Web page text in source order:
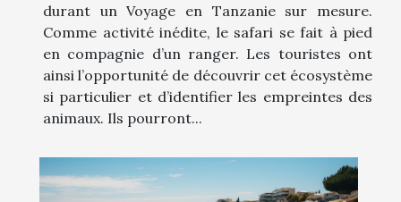
durant un Voyage en Tanzanie sur mesure.
Comme activité inédite, le safari se fait à pied
en compagnie d’un ranger. Les touristes ont
ainsi l’opportunité de découvrir cet écosystème
si particulier et d’identifier les empreintes des
animaux. Ils pourront...